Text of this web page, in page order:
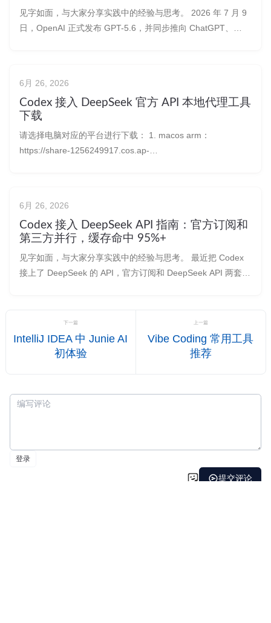
见字如面，与大家分享实践中的经验与思考。 2026 年 7 月 9
日，OpenAI 正式发布 GPT-5.6，并同步推向 ChatGPT、
6月 26, 2026
Codex 接入 DeepSeek 官方 API 本地代理工具
下载
请选择电脑对应的平台进行下载： 1. macos arm：
https://share-1256249917.cos.ap-
6月 26, 2026
Codex 接入 DeepSeek API 指南：官方订阅和
第三方并行，缓存命中 95%+
见字如面，与大家分享实践中的经验与思考。 最近把 Codex
接上了 DeepSeek 的 API，官方订阅和 DeepSeek API 两套可
下一篇
IntelliJ IDEA 中 Junie AI
初体验
上一篇
Vibe Coding 常用工具
推荐